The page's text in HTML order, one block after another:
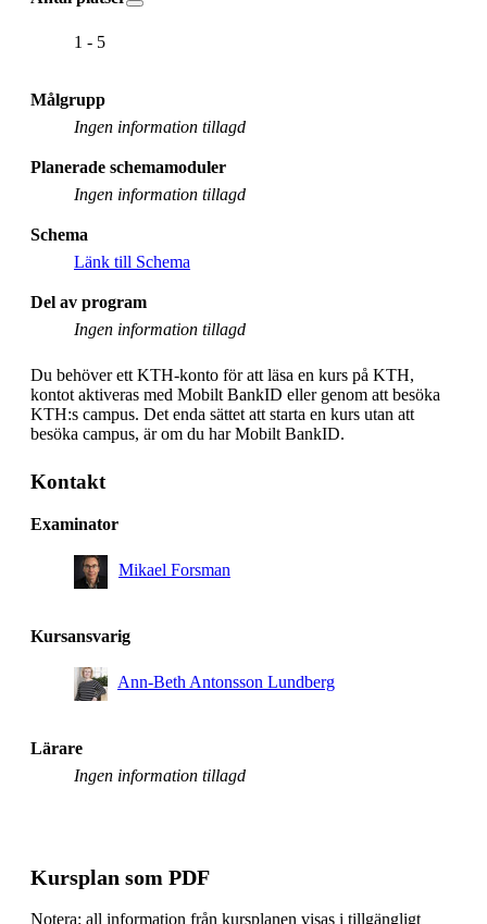
1 - 5
Målgrupp
Ingen information tillagd
Planerade schemamoduler
Ingen information tillagd
Schema
Länk till Schema
Del av program
Ingen information tillagd
Du behöver ett KTH-konto för att läsa en kurs på KTH,
kontot aktiveras med Mobilt BankID eller genom att besöka
KTH:s campus. Det enda sättet att starta en kurs utan att
besöka campus, är om du har Mobilt BankID.
Kontakt
Examinator
Mikael Forsman
Kursansvarig
Ann-Beth Antonsson Lundberg
Lärare
Ingen information tillagd
Kursplan som PDF
Notera: all information från kursplanen visas i tillgängligt